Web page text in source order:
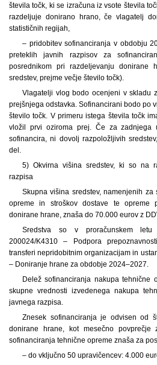
števila točk, ki se izračuna iz vsote števila
razdeljuje donirano hrano, če vlagatelj
statističnih regijah,
– pridobitev sofinanciranja v obdobju
preteklih javnih razpisov za
posrednikom pri razdeljevanju donirane
sredstev, prejme večje število točk).
Vlagatelji vlog bodo ocenjeni v skladu
prejšnjega odstavka. Sofinancirani bodo po
število točk. V primeru istega števila točk
vložil prvi oziroma prej. Če za zadnjega
sofinancira, ni dovolj razpoložljivih
del.
5) Okvirna višina sredstev, ki so na
razpisa
Skupna višina sredstev, namenjenih
opreme in stroškov dostave te opreme
donirane hrane, znaša do 70.000 eurov z
Sredstva so v proračunskem
200024/K4310 – Podpora
transferi nepridobitnim organizacijam in
– Doniranje hrane za obdobje 2024–2027.
Delež sofinanciranja nakupa
skupne vrednosti izvedenega nakupa
javnega razpisa.
Znesek sofinanciranja je odvisen od
donirane hrane, kot mesečno
sofinanciranja tehnične opreme znaša za
– do vključno 50 upravičencev: 4.000